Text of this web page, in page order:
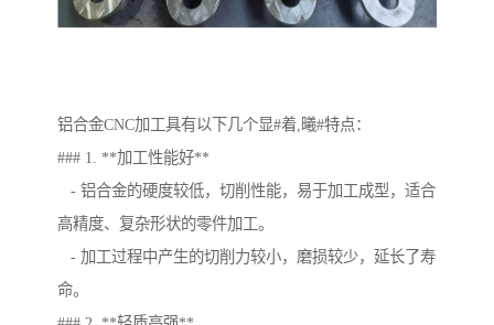
铝合金CNC加工具有以下几个显#着,曦#特点：
### 1. **加工性能好**
- 铝合金的硬度较低，切削性能，易于加工成型，适合
高精度、复杂形状的零件加工。
- 加工过程中产生的切削力较小，磨损较少，延长了寿
命。